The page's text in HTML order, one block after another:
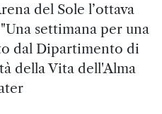
del Sole l’ottava
settimana per una
dal Dipartimento di
della Vita dell'Alma